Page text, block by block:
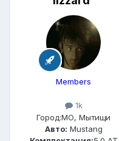
Members
1k
Город:МО, Мытищи
Авто: Mustang